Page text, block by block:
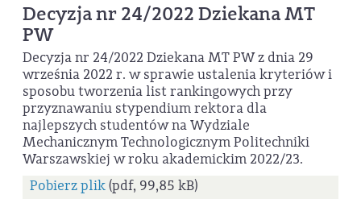
Decyzja nr 24/2022 Dziekana MT
PW
Decyzja nr 24/2022 Dziekana MT PW z dnia 29
września 2022 r. w sprawie ustalenia kryteriów i
sposobu tworzenia list rankingowych przy
przyznawaniu stypendium rektora dla
najlepszych studentów na Wydziale
Mechanicznym Technologicznym Politechniki
Warszawskiej w roku akademickim 2022/23.
Pobierz plik(pdf, 99,85 kB)